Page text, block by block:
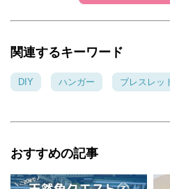
関連するキーワード
DIY ハンガー ブレスレッ
おすすめの記事